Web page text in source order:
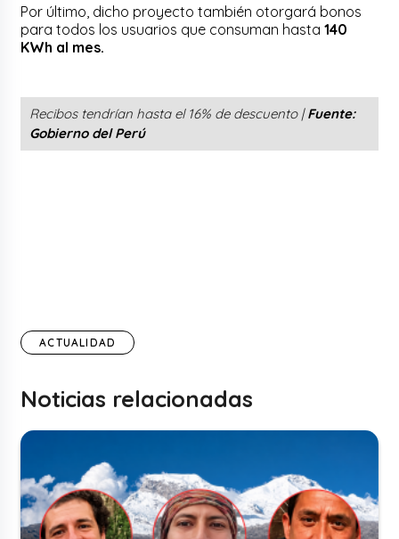
Por último, dicho proyecto también otorgará bonos
para todos los usuarios que consuman hasta140
KWh al mes.
Recibos tendrían hasta el 16% de descuento |Fuente:
Gobierno del Perú
ACTUALIDAD
Noticias relacionadas